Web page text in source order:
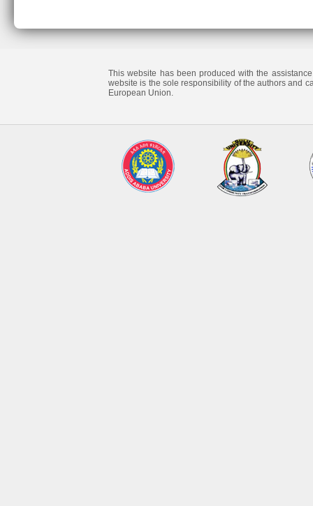
This website has been produced with the
website is the sole responsibility of the authors and
European Union.
MENU DI PIÈ DI PAGINA